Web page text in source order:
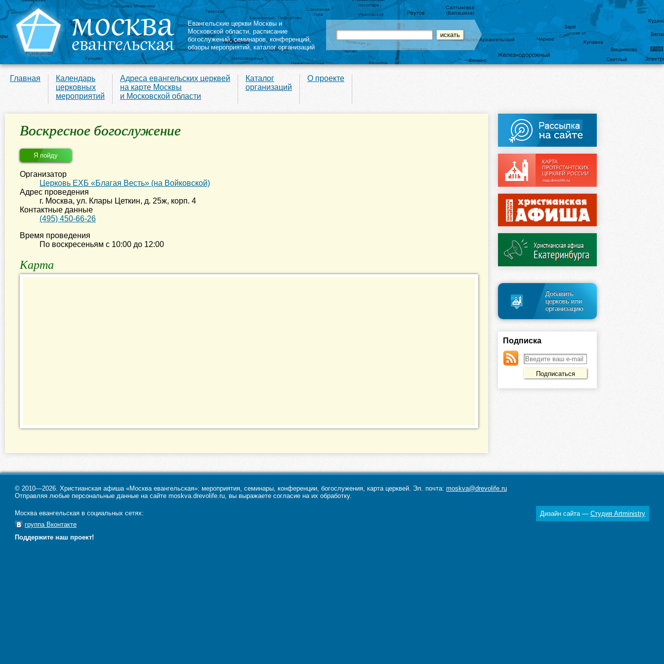
Евангельские церкви Москвы и
Московской области, расписание
богослужений,семинаров,конференций,
обзоры мероприятий, каталог организаций
Главная
Календарь
церковных
мероприятий
Адреса евангельских церквей
на карте Москвы
и Московской области
Каталог
организаций
О проекте
Воскресное богослужение
Я пойду
Организатор
Церковь ЕХБ «Благая Весть» (на Войковской)
Адрес проведения
г. Москва, ул. Клары Цеткин, д. 25ж, корп. 4
Контактные данные
(495) 450-66-26
Время проведения
По воскресеньям с 10:00 до 12:00
Карта
Добавить
церковь или
организацию
Подписка
© 2010—2026. Христианская афиша «Москва евангельская»: мероприятия, семинары, конференции, богослужения, карта церквей. Эл. почта: moskva@drevolife.ru
Отправляя любые персональные данные на сайте moskva.drevolife.ru, вы выражаете согласие на их обработку.
Москва евангельская в социальных сетях:
группа Вконтакте
Дизайн сайта — Студия Artministry
Поддержите наш проект!